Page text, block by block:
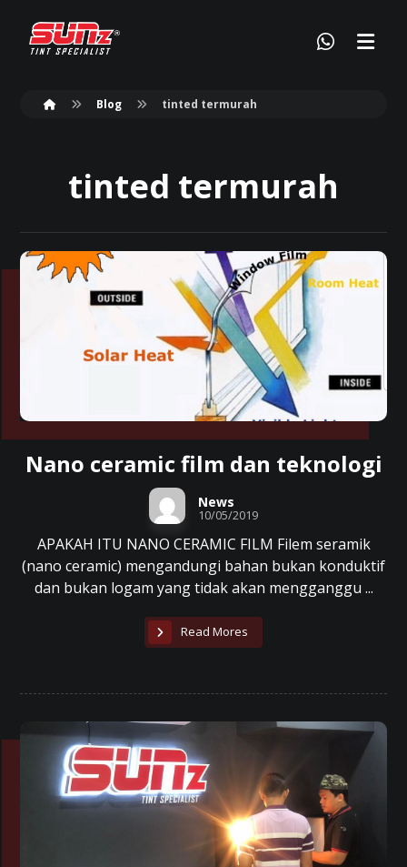
Blog tinted termurah
tinted termurah
Nano ceramic film dan teknologi
News
10/05/2019
APAKAH ITU NANO CERAMIC FILM Filem seramik
(nano ceramic) mengandungi bahan bukan konduktif
dan bukan logam yang tidak akan mengganggu ...
Read Mores